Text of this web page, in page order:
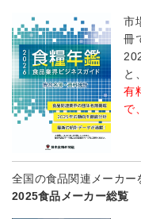
市
冊
と
有
で
全国の食品関連メーカ
2025食品メーカー総覧